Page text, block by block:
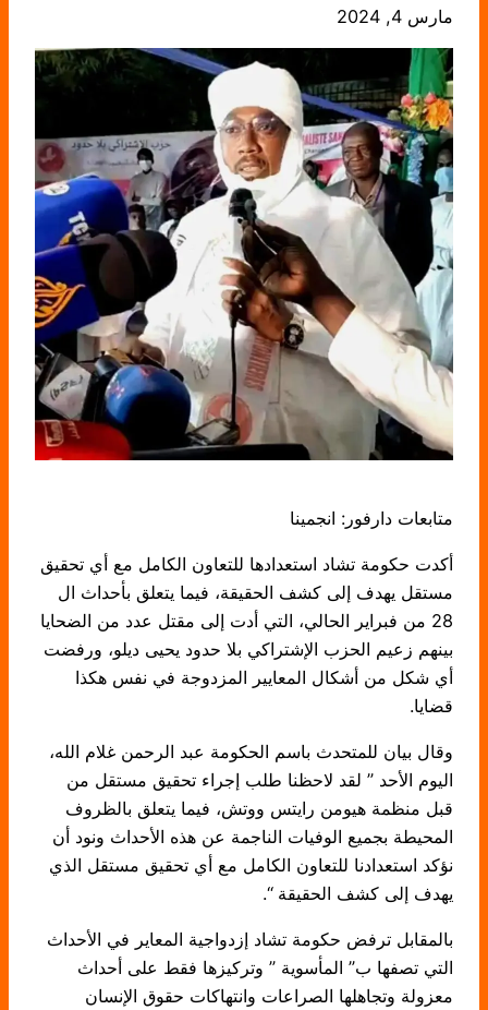
مارس 4, 2024
متابعات دارفور: انجمينا
أكدت حكومة تشاد استعدادها للتعاون الكامل مع أي تحقيق
مستقل يهدف إلى كشف الحقيقة، فيما يتعلق بأحداث ال
28 من فبراير الحالي، التي أدت إلى مقتل عدد من الضحايا
بينهم زعيم الحزب الإشتراكي بلا حدود يحيى ديلو، ورفضت
أي شكل من أشكال المعايير المزدوجة في نفس هكذا
قضايا.
وقال بيان للمتحدث باسم الحكومة عبد الرحمن غلام الله،
اليوم الأحد ” لقد لاحظنا طلب إجراء تحقيق مستقل من
قبل منظمة هيومن رايتس ووتش، فيما يتعلق بالظروف
المحيطة بجميع الوفيات الناجمة عن هذه الأحداث ونود أن
نؤكد استعدادنا للتعاون الكامل مع أي تحقيق مستقل الذي
يهدف إلى كشف الحقيقة “.
بالمقابل ترفض حكومة تشاد إزدواجية المعاير في الأحداث
التي تصفها ب” المأسوية ” وتركيزها فقط على أحداث
معزولة وتجاهلها الصراعات وانتهاكات حقوق الإنسان